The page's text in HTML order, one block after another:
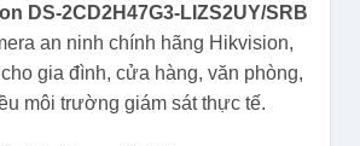
DS-2CD2H47G3-LIZS2UY/SRB
an ninh chính hãng Hikvision,
gia đình, cửa hàng, văn phòng,
môi trường giám sát thực tế.